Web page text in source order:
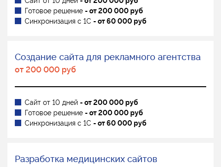
Готовое решение - от 200 000 руб
Синхронизация с 1С - от 60 000 руб
Создание сайта для рекламного агентства
от 200 000 руб
Сайт от 10 дней - от 200 000 руб
Готовое решение - от 200 000 руб
Синхронизация с 1С - от 60 000 руб
Разработка медицинских сайтов